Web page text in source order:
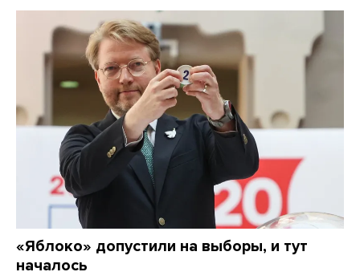
«Яблоко» допустили на выборы, и тут
началось